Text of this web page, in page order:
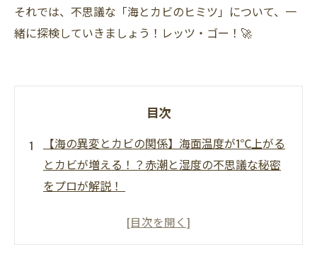
それでは、不思議な「海とカビのヒミツ」について、一
緒に探検していきましょう！レッツ・ゴー！🚀
目次
【海の異変とカビの関係】海面温度が1℃上がる
とカビが増える！？赤潮と湿度の不思議な秘密
をプロが解説！
増える！？海面温度が１℃上がると空気中の水